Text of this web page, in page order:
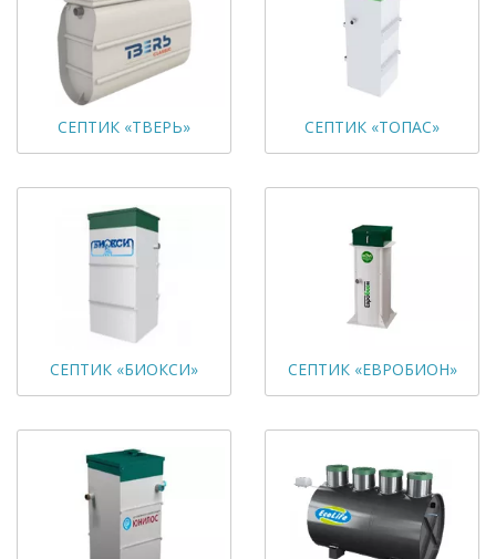
СЕПТИК «ТВЕРЬ» СЕПТИК «ТОПАС»
СЕПТИК «БИОКСИ» СЕПТИК «ЕВРОБИОН»